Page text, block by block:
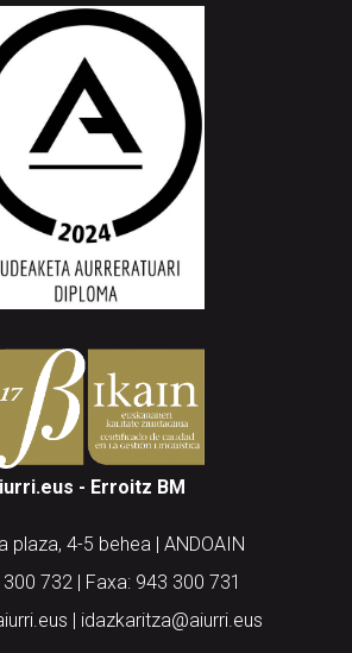
- Erroitz BM
plaza, 4-5 behea | ANDOAIN
300 732 | Faxa: 943 300 731
| idazkaritza@aiurri.eus